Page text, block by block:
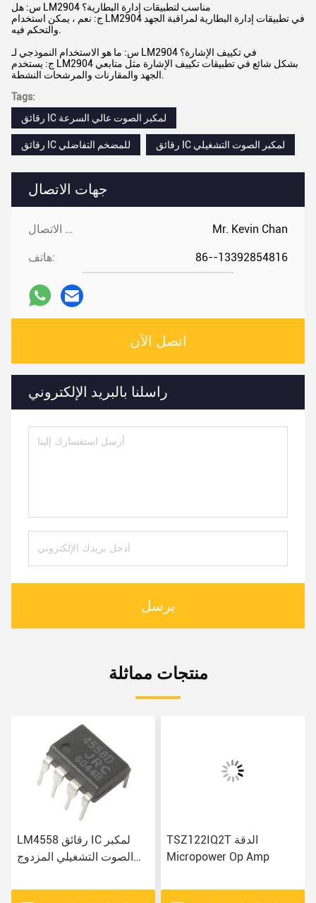
جهات الاتصال
جهات الاتصال: Mr. Kevin Chan
هاتف: 86--13392854816
اتصل الآن
راسلنا بالبريد الإلكتروني
يرسل
س: هل LM2904 مناسب لتطبيقات إدارة البطارية؟
ج: نعم ، يمكن استخدام LM2904 في تطبيقات إدارة البطارية لمراقبة الجهد
والتحكم فيه.
س: ما هو الاستخدام النموذجي لـ LM2904 في تكييف الإشارة؟
ج: يستخدم LM2904 بشكل شائع في تطبيقات تكييف الإشارة مثل متابعي
الجهد والمقارنات والمرشحات النشطة.
Tags:
رقائق IC لمكبر الصوت عالي السرعة
رقائق IC للمضخم التفاضلي رقائق IC لمكبر الصوت التشغيلي
منتجات مماثلة
LM4558 رقائق IC لمكبر
الصوت التشغيلي المزدوج
TSZ122IQ2T الدقة
Micropower Op Amp